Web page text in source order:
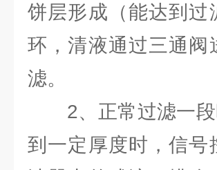
饼层形成（能达到过
环，清液通过三通阀
滤。
2、正常过滤一段
到一定厚度时，信号